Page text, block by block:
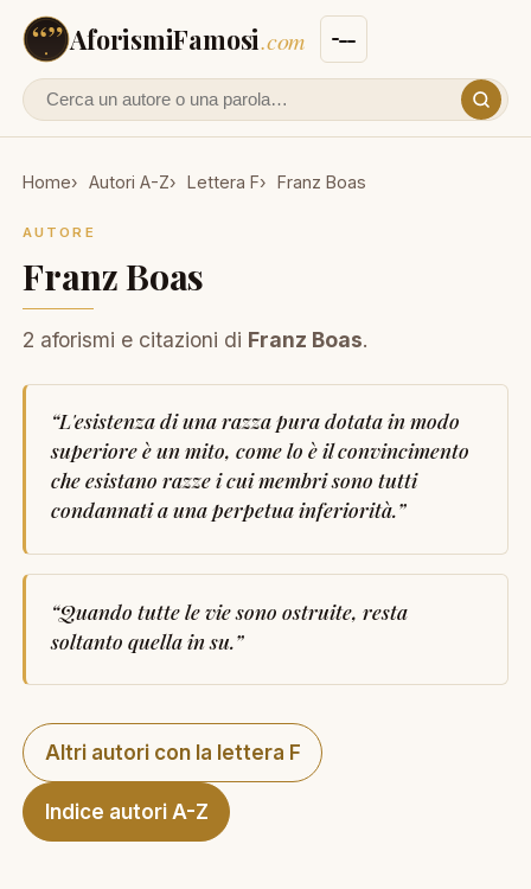
AforismiFamosi.com
Cerca un autore o un aforisma
Home Autori A-Z Lettera F Franz Boas
AUTORE
Franz Boas
2 aforismi e citazioni di Franz Boas.
“L'esistenza di una razza pura dotata in modo
superiore è un mito, come lo è il convincimento
che esistano razze i cui membri sono tutti
condannati a una perpetua inferiorità.”
“Quando tutte le vie sono ostruite, resta
soltanto quella in su.”
Altri autori con la lettera F
Indice autori A-Z